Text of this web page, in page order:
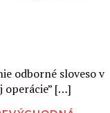
odborné sloveso v
operácie” […]